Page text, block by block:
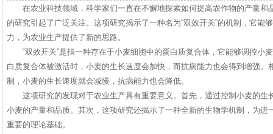
在农业科技领域，科学家们一直在不懈地探索如何提高农作物的产量和
的研究引起了广泛关注。这项研究揭示了一种名为“双效开关”的机制，它能
力，为农业生产提供了新的思路。
“双效开关”是指一种存在于小麦细胞中的蛋白质复合体，它能够调控小
白质复合体被激活时，小麦的生长速度会加快，而抗病能力也会得到增强。
制，小麦的生长速度就会减慢，抗病能力也会降低。
这项研究的发现对于农业生产具有重要意义。首先，通过控制小麦的生
小麦的产量和品质。其次，这项研究还揭示了一种全新的生物学机制，为进
重要的理论基础。